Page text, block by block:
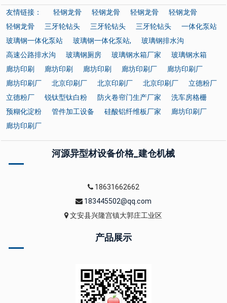
友情链接： 轻钢龙骨 轻钢龙骨 轻钢龙骨
轻钢龙骨
轻钢龙骨
三牙轮钻头 三牙轮钻头 三牙轮钻头
一体化泵站
玻璃钢一体化泵站
玻璃钢一体化泵站,
玻璃钢排水沟
高速公路排水沟
玻璃钢厕房 玻璃钢水箱厂家
玻璃钢水箱
廊坊印刷
廊坊印刷 廊坊印刷 廊坊印刷厂
廊坊印刷厂
廊坊印刷厂
北京印刷厂 北京印刷厂 北京印刷厂
立德粉厂
立德粉厂
锐钛型钛白粉 防火卷帘门生产厂家
洗车房格栅
预糊化淀粉
管件加工设备 硅酸铝纤维板厂家
廊坊印刷厂
廊坊印刷厂
河源异型材设备价格_建仓机械
18631662662
183445502@qq.com
文安县兴隆宫镇大郭庄工业区
产品展示